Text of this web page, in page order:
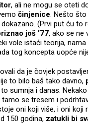
, ali ne mogu se oteti
činjenice. Nešto
(Prvi put ću to
još '77, ako se ne
vole istaći teorija,
tog koncepta uopće
da je čovjek
to bilo baš tako davno,
sumnja i danas.
se tresem i
oni koji više, i oni koji
150 godina, zatukli bi